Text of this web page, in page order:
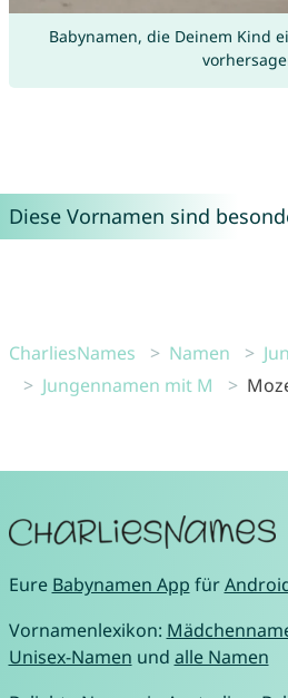
Babynamen, die Deinem Kind
Diese Vornamen sind
CharliesNames Namen
Jungennamen mit M
Eure Babynamen App für
Vornamenlexikon:
Unisex-Namen und alle Namen